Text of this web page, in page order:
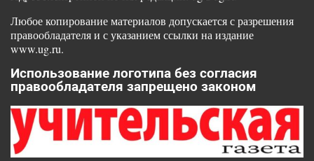
Любое копирование материалов допускается с разрешения
правообладателя и с указанием ссылки на издание
www.ug.ru.
Использование логотипа без согласия
правообладателя запрещено законом